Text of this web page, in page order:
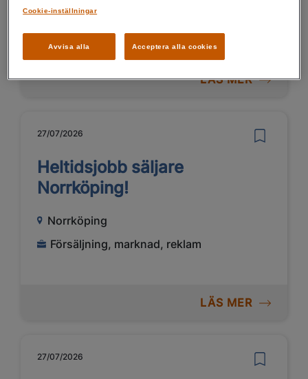
LÄS MER
27/07/2026
Heltidsjobb säljare
Norrköping!
Norrköping
Försäljning, marknad, reklam
LÄS MER
27/07/2026
Avvisa alla Acceptera alla cookies
Cookie-inställningar